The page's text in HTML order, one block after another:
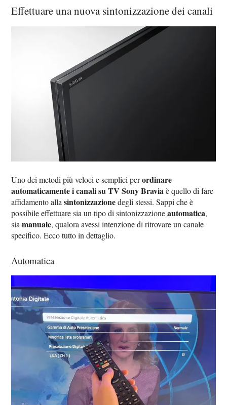
Effettuare una nuova sintonizzazione dei canali
Uno dei metodi più veloci e semplici perordinare
automaticamente i canali su TV Sony Braviaè quello di fare
affidamento allasintonizzazionedegli stessi. Sappi che è
possibile effettuare sia un tipo di sintonizzazioneautomatica,
siamanuale, qualora avessi intenzione di ritrovare un canale
specifico. Ecco tutto in dettaglio.
Automatica